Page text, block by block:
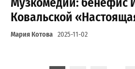
Ковальской
Мария Котова 2025-11-02